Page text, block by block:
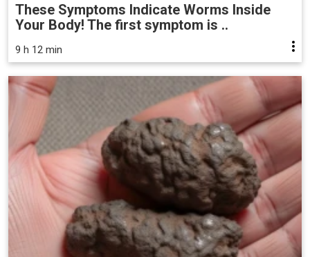
These Symptoms Indicate Worms Inside
Your Body! The first symptom is ..
9 h 12 min